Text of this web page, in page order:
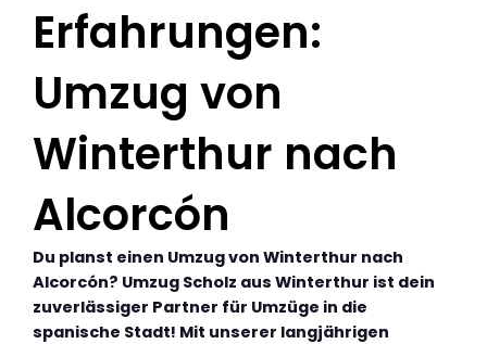
Erfahrungen:
Umzug von
Winterthur nach
Alcorcón
Du planst einen Umzug von Winterthur nach
Alcorcón? Umzug Scholz aus Winterthur ist dein
zuverlässiger Partner für Umzüge in die
spanische Stadt! Mit unserer langjährigen